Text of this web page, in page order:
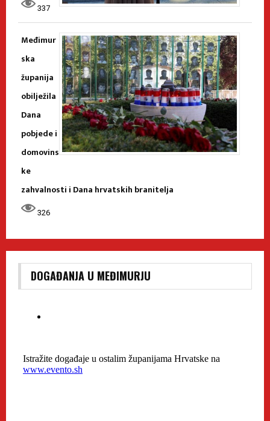
337
Međimur
ska
županija
obilježila
Dana
pobjede i
domovins
ke
zahvalnosti i Dana hrvatskih branitelja
326
DOGAĐANJA U MEĐIMURJU